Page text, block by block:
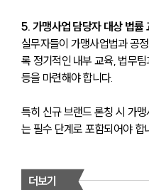
5. 가맹사업 담당자 대상 법률
실무자들이 가맹사업법과 공
록 정기적인 내부 교육, 법무
등을 마련해야 합니다.
특히 신규 브랜드 론칭 시 가
는 필수 단계로 포함되어야 합
더보기